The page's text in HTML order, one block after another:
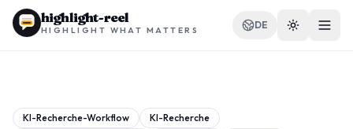
highlight-reel
HIGHLIGHT WHAT MATTERS DE
KI-Recherche-Workflow
KI-Recherche